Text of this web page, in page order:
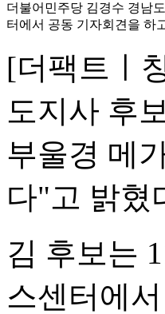
더불어민주당 김경수 경남
터에서 공동 기자회견을 하
[더팩트ㅣ
도지사 후
부울경 메
다"고 밝혔
김 후보는
스센터에